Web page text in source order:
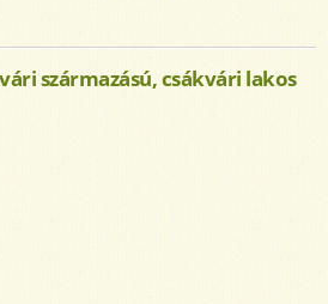
származású, csákvári lakos